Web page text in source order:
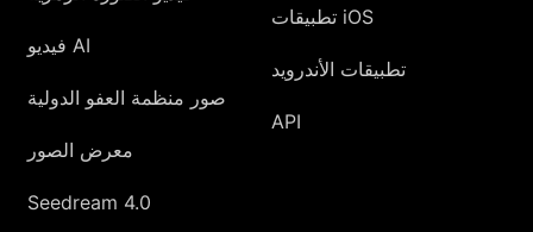
فيديو AI
صور منظمة العفو الدولية
معرض الصور
Seedream 4.0
تطبيقات iOS
تطبيقات الأندرويد
API